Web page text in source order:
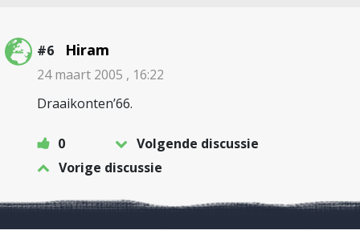
#6 Hiram
24 maart 2005 , 16:22
Draaikonten’66.
0
Volgende discussie
Vorige discussie